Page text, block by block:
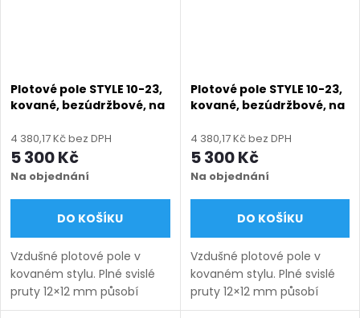
Plotové pole STYLE 10-23,
kované, bezúdržbové, na
mm, výška 450–1750
mm), antracit RAL 7016
matná
4 380,17 Kč bez DPH
5 300 Kč
Na objednání
DO KOŠÍKU
Vzdušné plotové pole v
kovaném stylu. Plné svislé
pruty 12×12 mm působí
lehce a nadčasově.
Plotové pole STYLE 10-23,
kované, bezúdržbové, na
mm, výška 450–1750
mm), černá RAL 9005
matná
4 380,17 Kč bez DPH
5 300 Kč
Na objednání
DO KOŠÍKU
Vzdušné plotové pole v
kovaném stylu. Plné svislé
pruty 12×12 mm působí
lehce a nadčasově.